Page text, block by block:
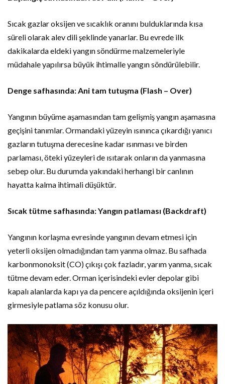
Sıcak gazlar oksijen ve sıcaklık oranını bulduklarında kısa
süreli olarak alev dili şeklinde yanarlar. Bu evrede ilk
dakikalarda eldeki yangın söndürme malzemeleriyle
müdahale yapılırsa büyük ihtimalle yangın söndürülebilir.
Denge safhasında: Ani tam tutuşma (Flash – Over)
Yangının büyüme aşamasından tam gelişmiş yangın aşamasına
geçişini tanımlar. Ormandaki yüzeyin ısınınca çıkardığı yanıcı
gazların tutuşma derecesine kadar ısınması ve birden
parlaması, öteki yüzeyleri de ısıtarak onların da yanmasına
sebep olur. Bu durumda yakındaki herhangi bir canlının
hayatta kalma ihtimali düşüktür.
Sıcak tütme safhasında: Yangın patlaması (Backdraft)
Yangının korlaşma evresinde yangının devam etmesi için
yeterli oksijen olmadığından tam yanma olmaz. Bu safhada
karbonmonoksit (CO) çıkışı çok fazladır, yarım yanma, sıcak
tütme devam eder. Orman içerisindeki evler depolar gibi
kapalı alanlarda kapı ya da pencere açıldığında oksijenin içeri
girmesiyle patlama söz konusu olur.